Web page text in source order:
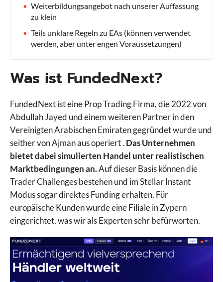
Weiterbildungsangebot nach unserer Auffassung
zu klein
Teils unklare Regeln zu EAs (können verwendet
werden, aber unter engen Voraussetzungen)
Was ist FundedNext?
FundedNext ist eine Prop Trading Firma, die 2022 von
Abdullah Jayed und einem weiteren Partner in den
Vereinigten Arabischen Emiraten gegründet wurde und
seither von Ajman aus operiert . Das Unternehmen
bietet dabei simulierten Handel unter realistischen
Marktbedingungen an.Auf dieser Basis können die
Trader Challenges bestehen und im Stellar Instant
Modus sogar direktes Funding erhalten. Für
europäische Kunden wurde eine Filiale in Zypern
eingerichtet, was wir als Experten sehr befürworten.